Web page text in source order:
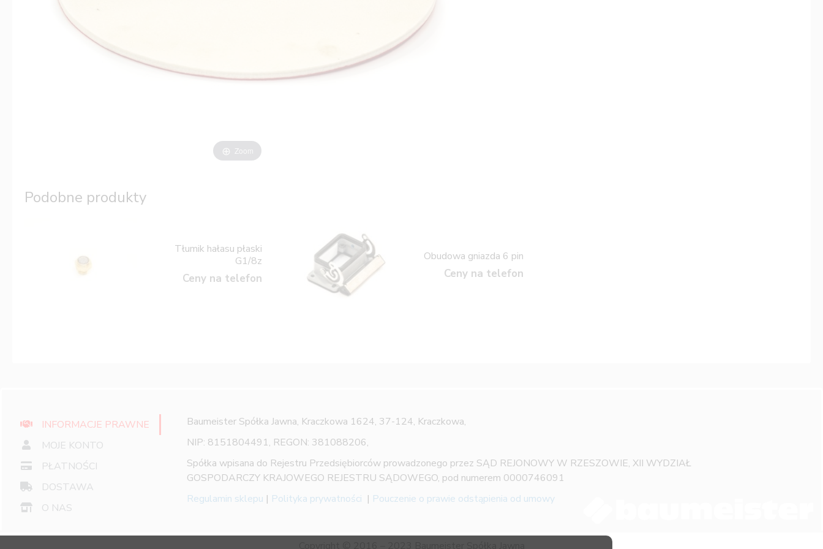
Zoom
Podobne produkty
Tłumik hałasu płaski
G1/8z
Ceny na telefon
Obudowa gniazda 6 pin
Ceny na telefon
INFORMACJE PRAWNE
MOJE KONTO
PŁATNOŚCI
DOSTAWA
O NAS
Baumeister Spółka Jawna, Kraczkowa 1624, 37-124, Kraczkowa,
NIP: 8151804491, REGON: 381088206,
Spółka wpisana do Rejestru Przedsiębiorców prowadzonego przez SĄD REJONOWY W RZESZOWIE, XII WYDZIAŁ
GOSPODARCZY KRAJOWEGO REJESTRU SĄDOWEGO, pod numerem 0000746091
Regulamin sklepu | Polityka prywatności | Pouczenie o prawie odstąpienia od umowy